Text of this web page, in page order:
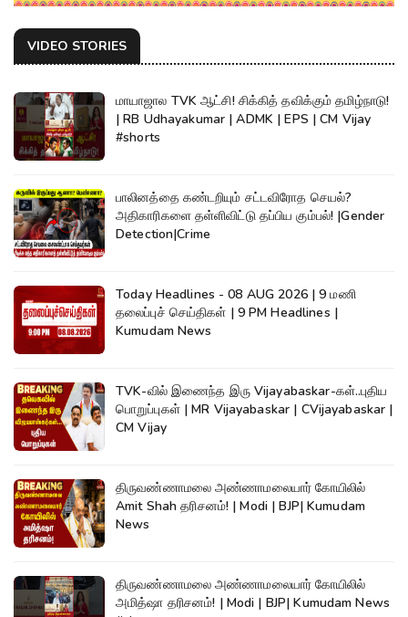
VIDEO STORIES
மாயாஜால TVK ஆட்சி! சிக்கித் தவிக்கும் தமிழ்நாடு!
| RB Udhayakumar | ADMK | EPS | CM Vijay
#shorts
பாலினத்தை கண்டறியும் சட்டவிரோத செயல்?
அதிகாரிகளை தள்ளிவிட்டு தப்பிய கும்பல்! |Gender
Detection|Crime
Today Headlines - 08 AUG 2026 | 9 மணி
தலைப்புச் செய்திகள் | 9 PM Headlines |
Kumudam News
TVK-வில் இணைந்த இரு Vijayabaskar-கள்..புதிய
பொறுப்புகள் | MR Vijayabaskar | CVijayabaskar |
CM Vijay
திருவண்ணாமலை அண்ணாமலையார் கோயிலில்
Amit Shah தரிசனம்! | Modi | BJP| Kumudam
News
திருவண்ணாமலை அண்ணாமலையார் கோயிலில்
அமித்ஷா தரிசனம்! | Modi | BJP| Kumudam News